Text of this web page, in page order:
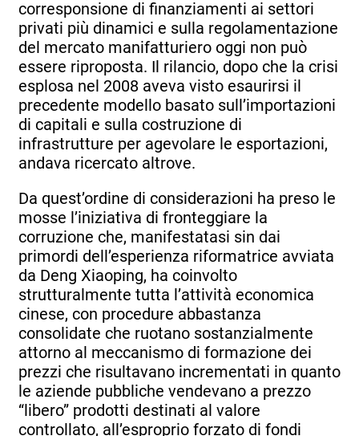
corresponsione di finanziamenti ai settori
privati più dinamici e sulla regolamentazione
del mercato manifatturiero oggi non può
essere riproposta. Il rilancio, dopo che la crisi
esplosa nel 2008 aveva visto esaurirsi il
precedente modello basato sull’importazioni
di capitali e sulla costruzione di
infrastrutture per agevolare le esportazioni,
andava ricercato altrove.
Da quest’ordine di considerazioni ha preso le
mosse l’iniziativa di fronteggiare la
corruzione che, manifestatasi sin dai
primordi dell’esperienza riformatrice avviata
da Deng Xiaoping, ha coinvolto
strutturalmente tutta l’attività economica
cinese, con procedure abbastanza
consolidate che ruotano sostanzialmente
attorno al meccanismo di formazione dei
prezzi che risultavano incrementati in quanto
le aziende pubbliche vendevano a prezzo
“libero” prodotti destinati al valore
controllato, all’esproprio forzato di fondi